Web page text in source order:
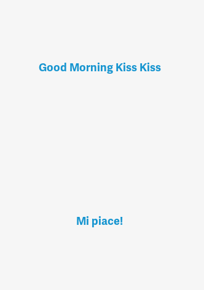
Good Morning Kiss Kiss
Mi piace!